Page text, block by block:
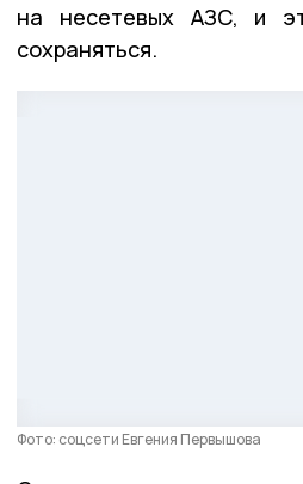
на несетевых АЗС, и
сохраняться.
Фото: соцсети Евгения Первышова